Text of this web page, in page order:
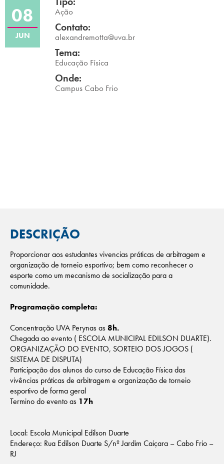
Campi/Unidades
Atendimento (21) 2574 8888
Conclua sua Matrícula
INSCREVA-SE SOLICITE INFORMAÇÕES
08
JUN
Ação
Contato:
alexandremotta@uva.br
Tema:
Educação Física
Onde:
Campus Cabo Frio
DESCRIÇÃO
Proporcionar aos estudantes vivencias práticas de arbitragem e
organização de torneio esportivo; bem como reconhecer o
esporte como um mecanismo de socialização para a
comunidade.
Programação completa:
Concentração UVA Perynas as8h.
Chegada ao evento ( ESCOLA MUNICIPAL EDILSON DUARTE).
ORGANIZAÇÃO DO EVENTO, SORTEIO DOS JOGOS (
SISTEMA DE DISPUTA)
Participação dos alunos do curso de Educação Física das
vivências práticas de arbitragem e organização de torneio
esportivo de forma geral
Termino do evento as 17h
Local: Escola Municipal Edilson Duarte
Endereço: Rua Edilson Duarte S/nº Jardim Caiçara – Cabo Frio –
RJ